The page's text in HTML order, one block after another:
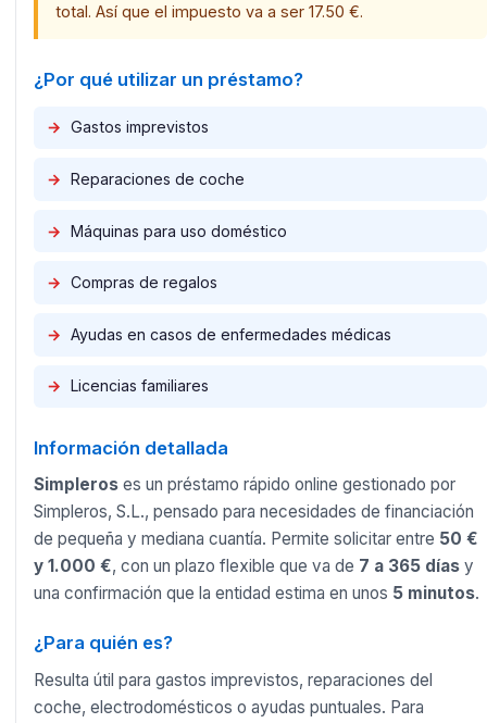
total. Así que el impuesto va a ser 17.50 €.​
¿Por qué utilizar un préstamo?
→ Gastos imprevistos
→ Reparaciones de coche
→ Máquinas para uso doméstico
→ Compras de regalos
→ Ayudas en casos de enfermedades médicas
→ Licencias familiares
Información detallada
Simpleroses un préstamo rápido online gestionado por
Simpleros, S.L., pensado para necesidades de financiación
de pequeña y mediana cuantía. Permite solicitar entre 50 €
y 1.000 €, con un plazo flexible que va de 7 a 365 díasy
una confirmación que la entidad estima en unos 5 minutos.
¿Para quién es?
Resulta útil para gastos imprevistos, reparaciones del
coche, electrodomésticos o ayudas puntuales. Para